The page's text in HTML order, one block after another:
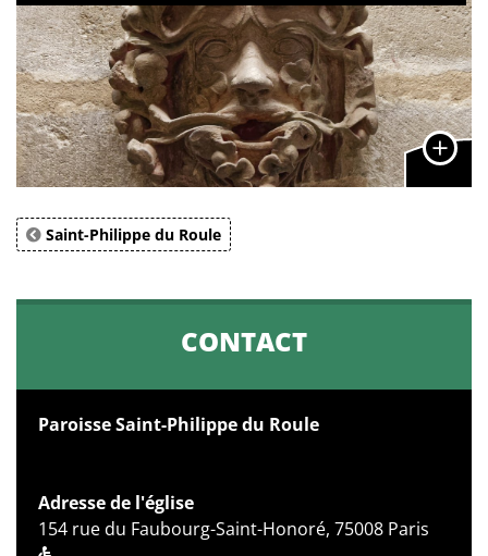
Saint-Philippe du Roule
CONTACT
Paroisse Saint-Philippe du Roule
Adresse de l'église
154 rue du Faubourg-Saint-Honoré, 75008 Paris